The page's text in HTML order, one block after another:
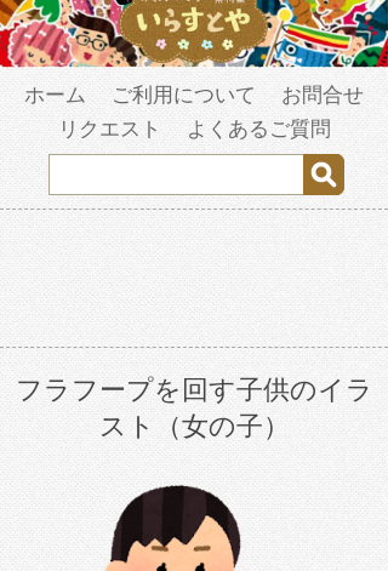
ホーム ご利用について
お問合せ
リクエスト
よくあるご質問
フラフープを回す子供のイラ
スト（女の子）